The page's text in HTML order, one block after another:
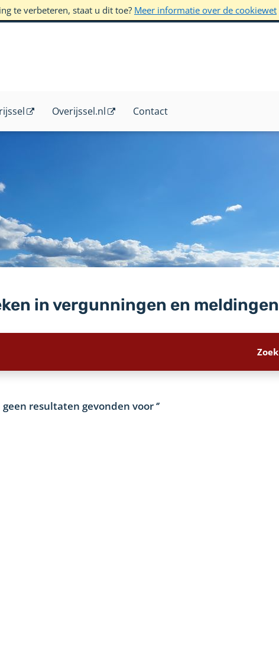
te verbeteren, staat u dit toe? Meer informatie over de cookiewet
Overijssel.nl Contact
in vergunningen en meldingen
geen resultaten gevonden voor‘’